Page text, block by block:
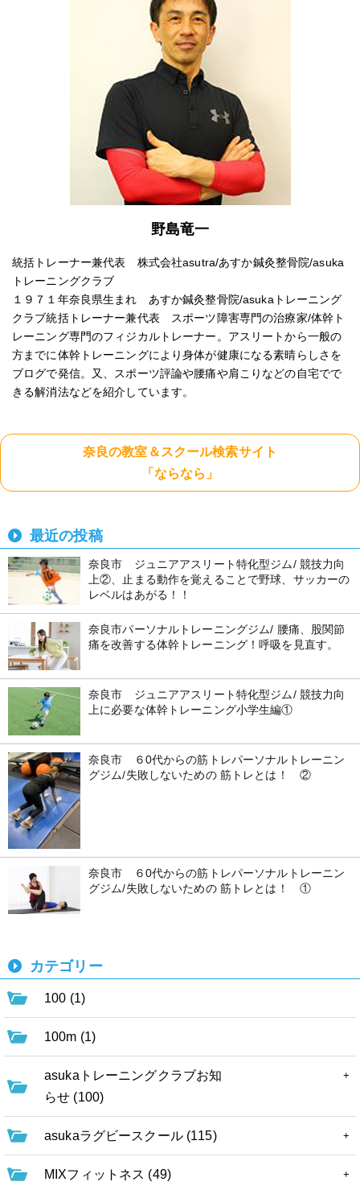
野島竜一
統括トレーナー兼代表 株式会社asutra/あすか鍼灸整骨院/asuka
トレーニングクラブ
１９７１年奈良県生まれ あすか鍼灸整骨院/asukaトレーニング
クラブ統括トレーナー兼代表 スポーツ障害専門の治療家/体幹ト
レーニング専門のフィジカルトレーナー。アスリートから一般の
方までに体幹トレーニングにより身体が健康になる素晴らしさを
ブログで発信。又、スポーツ評論や腰痛や肩こりなどの自宅でで
きる解消法などを紹介しています。
奈良の教室＆スクール検索サイト
「ならなら」
最近の投稿
奈良市 ジュニアアスリート特化型ジム/ 競技力向
上②、止まる動作を覚えることで野球、サッカーの
レベルはあがる！！
奈良市パーソナルトレーニングジム/ 腰痛、股関節
痛を改善する体幹トレーニング！呼吸を見直す。
奈良市 ジュニアアスリート特化型ジム/ 競技力向
上に必要な体幹トレーニング小学生編①
奈良市 ６0代からの筋トレパーソナルトレーニン
グジム/失敗しないための 筋トレとは！ ②
奈良市 ６0代からの筋トレパーソナルトレーニン
グジム/失敗しないための 筋トレとは！ ①
カテゴリー
100 (1)
100m (1)
asukaトレーニングクラブお知
らせ (100)
asukaラグビースクール (115)
MIXフィットネス (49)